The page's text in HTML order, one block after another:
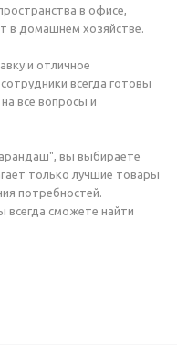
в офисе,
в домашнем хозяйстве.
и отличное
всегда готовы
все вопросы и
вы выбираете
только лучшие товары
потребностей.
всегда сможете найти